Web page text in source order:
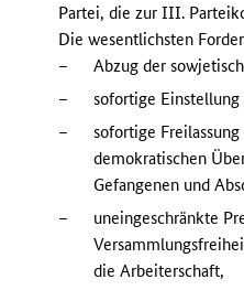
Partei, die zur III.
Die wesentlichsten
–
Abzug der
–
sofortige
–
sofortige
demokratischen
Gefangenen und
–
uneingeschränkte
die Arbeiterschaft,